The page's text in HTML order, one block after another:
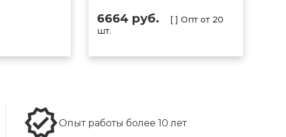
6664 руб.
[ ] Опт от 20
шт.
Опыт работы более 10 лет